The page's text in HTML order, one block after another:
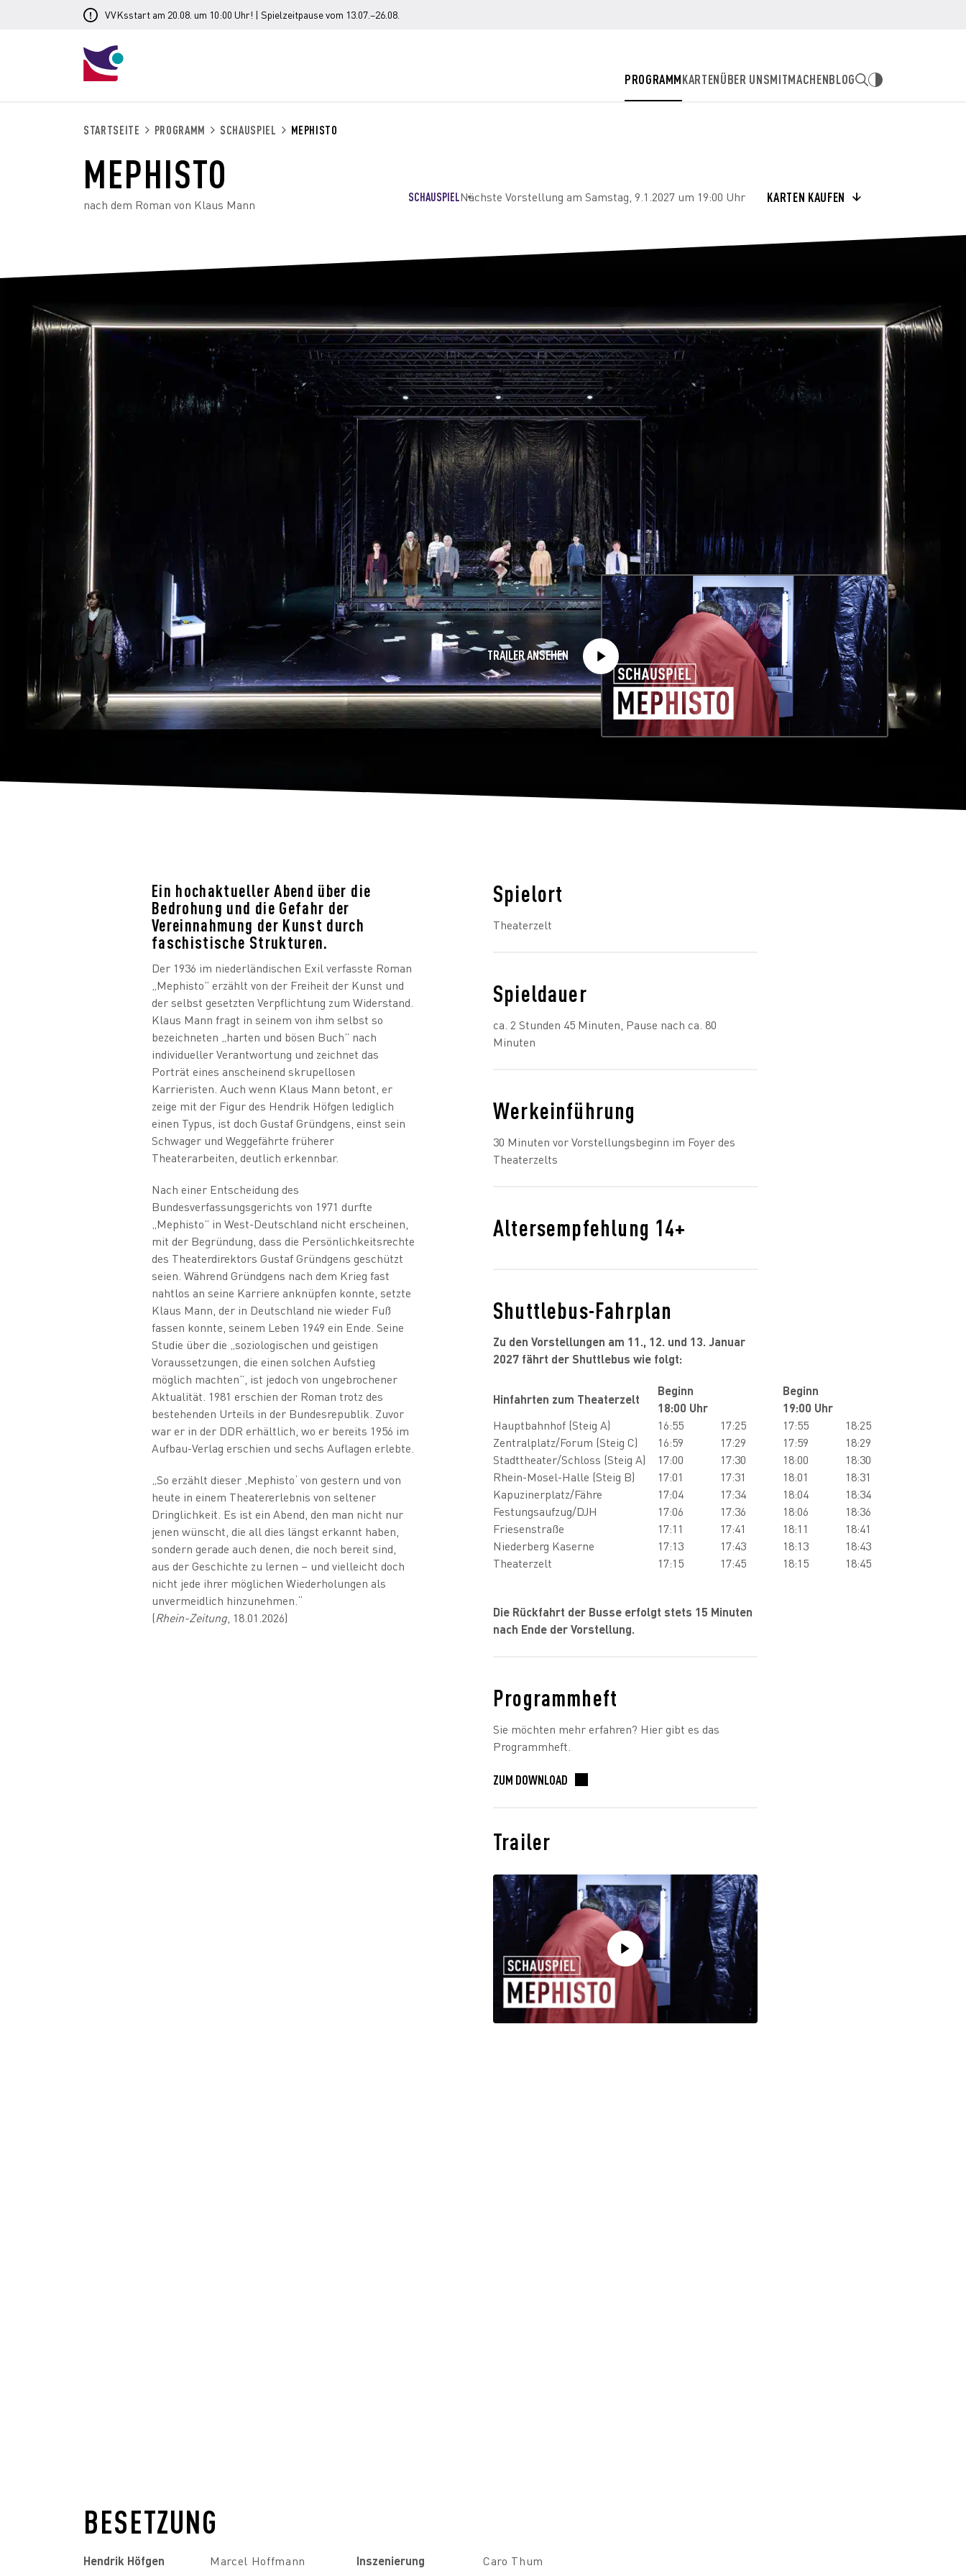
VVKsstart am 20.08. um 10:00 Uhr! | Spielzeitpause vom 13.07.–26.08.
PROGRAMMKARTENÜBER UNSMITMACHENBLOG
STARTSEITE PROGRAMM SCHAUSPIEL MEPHISTO
MEPHISTO
nach dem Roman von Klaus Mann
SCHAUSPIELNächste Vorstellung am Samstag, 9.1.2027 um 19:00 Uhr KARTEN KAUFEN
TRAILER ANSEHEN
Ein hochaktueller Abend über die
Bedrohung und die Gefahr der
Vereinnahmung der Kunst durch
faschistische Strukturen.
Der 1936 im niederländischen Exil verfasste Roman
„Mephisto” erzählt von der Freiheit der Kunst und
der selbst gesetzten Verpflichtung zum Widerstand.
Klaus Mann fragt in seinem von ihm selbst so
bezeichneten „harten und bösen Buch” nach
individueller Verantwortung und zeichnet das
Porträt eines anscheinend skrupellosen
Karrieristen. Auch wenn Klaus Mann betont, er
zeige mit der Figur des Hendrik Höfgen lediglich
einen Typus, ist doch Gustaf Gründgens, einst sein
Schwager und Weggefährte früherer
Theaterarbeiten, deutlich erkennbar.
Nach einer Entscheidung des
Bundesverfassungsgerichts von 1971 durfte
„Mephisto” in West-Deutschland nicht erscheinen,
mit der Begründung, dass die Persönlichkeitsrechte
des Theaterdirektors Gustaf Gründgens geschützt
seien. Während Gründgens nach dem Krieg fast
nahtlos an seine Karriere anknüpfen konnte, setzte
Klaus Mann, der in Deutschland nie wieder Fuß
fassen konnte, seinem Leben 1949 ein Ende. Seine
Studie über die „soziologischen und geistigen
Voraussetzungen, die einen solchen Aufstieg
möglich machten”, ist jedoch von ungebrochener
Aktualität. 1981 erschien der Roman trotz des
bestehenden Urteils in der Bundesrepublik. Zuvor
war er in der DDR erhältlich, wo er bereits 1956 im
Aufbau-Verlag erschien und sechs Auflagen erlebte.
„So erzählt dieser ‚Mephisto‘ von gestern und von
heute in einem Theatererlebnis von seltener
Dringlichkeit. Es ist ein Abend, den man nicht nur
jenen wünscht, die all dies längst erkannt haben,
sondern gerade auch denen, die noch bereit sind,
aus der Geschichte zu lernen – und vielleicht doch
nicht jede ihrer möglichen Wiederholungen als
unvermeidlich hinzunehmen.“
(Rhein-Zeitung , 18.01.2026)
Spielort
Theaterzelt
Spieldauer
ca. 2 Stunden 45 Minuten, Pause nach ca. 80
Minuten
Werkeinführung
30 Minuten vor Vorstellungsbeginn im Foyer des
Theaterzelts
Altersempfehlung 14+
Shuttlebus-Fahrplan
Zu den Vorstellungen am 11., 12. und 13. Januar
2027 fährt der Shuttlebus wie folgt:
Hinfahrten zum Theaterzelt
Beginn
18:00 Uhr
Beginn
19:00 Uhr
Hauptbahnhof (Steig A)
16:55 17:25 17:55
18:25
Zentralplatz/Forum (Steig C)
16:59 17:29 17:59
18:29
Stadttheater/Schloss (Steig A)
17:00 17:30 18:00
18:30
Rhein-Mosel-Halle (Steig B)
17:01 17:31 18:01
18:31
Kapuzinerplatz/Fähre
17:04 17:34 18:04
18:34
Festungsaufzug/DJH
17:06 17:36 18:06
18:36
Friesenstraße
17:11 17:41 18:11
18:41
Niederberg Kaserne
17:13 17:43 18:13
18:43
Theaterzelt
17:15 17:45 18:15 18:45
Die Rückfahrt der Busse erfolgt stets 15 Minuten
nach Ende der Vorstellung.
Programmheft
Sie möchten mehr erfahren? Hier gibt es das
Programmheft.
ZUM DOWNLOAD
Trailer
BESETZUNG
Hendrik Höfgen
Marcel Hoffmann
Inszenierung
Caro Thum